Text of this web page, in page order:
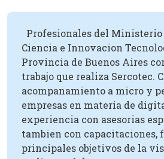
Profesionales del Ministerio
Ciencia e Innovacion
Provincia de Buenos Aires
trabajo que realiza Sercotec.
acompanamiento a micro y
empresas en materia de
experiencia con asesorias
tambien con capacitaciones,
principales objetivos de la